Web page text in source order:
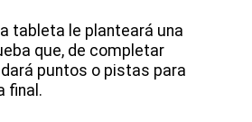
tableta le planteará una
que, de completar
puntos o pistas para
final.